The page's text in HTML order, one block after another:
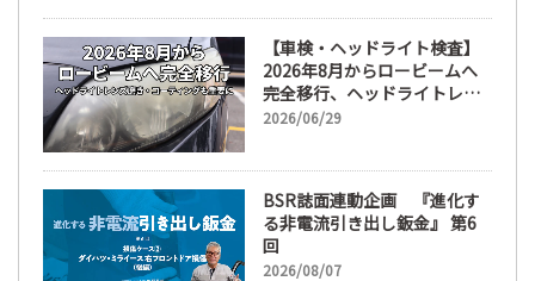
【車検・ヘッドライト検査】
2026年8月からロービームへ
完全移行、ヘッドライトレン
ズ磨き・コーティングも重要
2026/06/29
BSR誌面連動企画 『進化す
る非電流引き出し鈑金』 第6
回
2026/08/07